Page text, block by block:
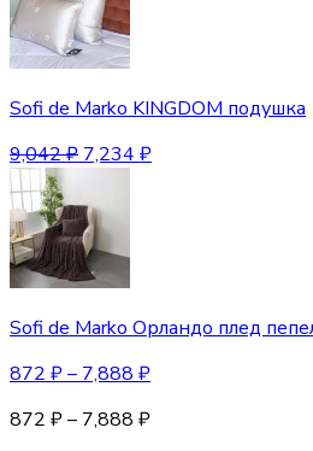
Sofi de Marko KINGDOM подушка
9,042₽ 7,234 ₽
Sofi de Marko Орландо плед
872 ₽– 7,888 ₽
872 ₽– 7,888 ₽